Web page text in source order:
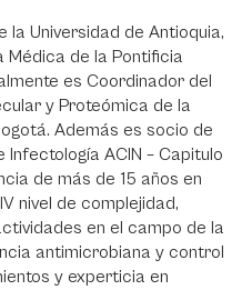
la Universidad de Antioquia,
Médica de la Pontificia
es Coordinador del
y Proteómica de la
Además es socio de
ACIN – Capitulo
de más de 15 años en
nivel de complejidad,
en el campo de la
antimicrobiana y control
y experticia en